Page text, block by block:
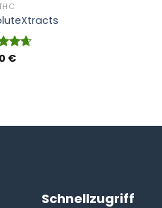
€
Schnellzugriff